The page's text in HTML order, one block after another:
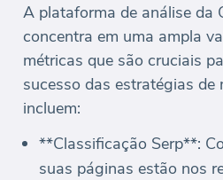
A plataforma de análise da
concentra em uma ampla
métricas que são cruciais
sucesso das estratégias de
incluem:
**Classificação Serp**:
suas páginas estão nos